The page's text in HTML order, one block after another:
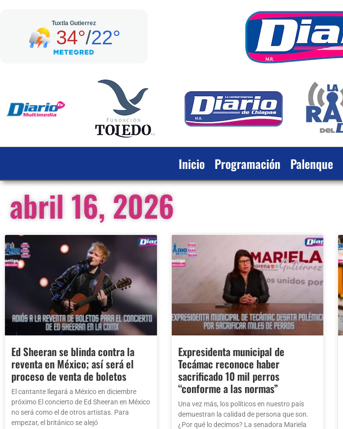
Inicio Programación Palenque
abril 16, 2026
Ed Sheeran se blinda contra la
reventa en México; así será el
proceso de venta de boletos
El cantante llegará a México en diciembre
próximo El concierto de Ed Sheeran en México
no será como el de otros artistas. Para
empezar, el británico se alejó
Expresidenta municipal de
Tecámac reconoce haber
sacrificado 10 mil perros
“conforme a las normas”
Una vez más, los políticos en nuestro país
demuestran la calidad de persona que son.
¿Por qué lo decimos? La senadora Mariela